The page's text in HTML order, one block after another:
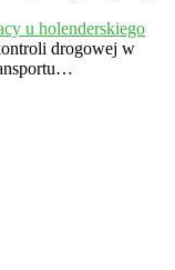
u holenderskiego
drogowej w